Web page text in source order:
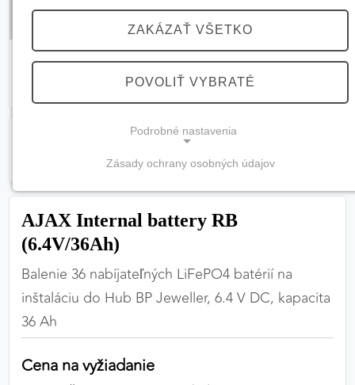
AJAX Internal battery RB
(6.4V/36Ah)
Balenie 36 nabíjateľných LiFePO4 batérií na
inštaláciu do Hub BP Jeweller, 6.4 V DC, kapacita
36 Ah
Cena na vyžiadanie
ZAKÁZAŤ VŠETKO
POVOLIŤ VYBRATÉ
Podrobné nastavenia
(vždy aktívne, nemožno vypnúť)
Tieto cookies sú potrebné na správne fungovanie
webovej stránky a bez nich by nebolo možné
zabezpečiť jej plnú funkčnosť.
PREFERENČNÉ COOKIES
Zásady ochrany osobných údajov